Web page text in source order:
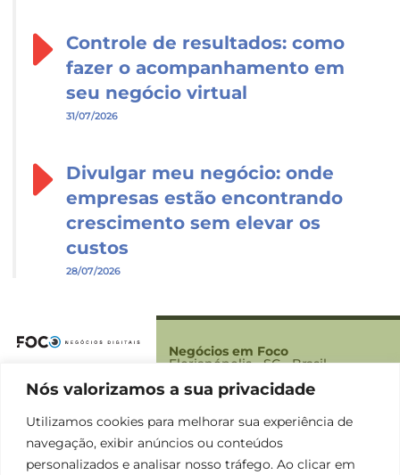
Nós valorizamos a sua privacidade
Utilizamos cookies para melhorar sua experiência de
navegação, exibir anúncios ou conteúdos
personalizados e analisar nosso tráfego. Ao clicar em
Controle de resultados: como
fazer o acompanhamento em
seu negócio virtual
31/07/2026
Divulgar meu negócio: onde
empresas estão encontrando
crescimento sem elevar os
custos
28/07/2026
Negócios em Foco
Florianópolis - SC - Brasil
Foco
Sobre Nós
Contato
Termos